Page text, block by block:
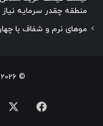
منطقه چقدر سرمایه نیاز
موهای نرم و شفاف با
© 2026 کلیه حقوق محفوظ است.
فیسبوک